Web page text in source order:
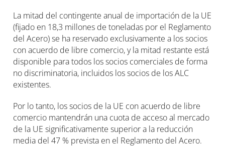
La mitad del contingente anual de importación de la UE
(fijado en 18,3 millones de toneladas por el Reglamento
del Acero) se ha reservado exclusivamente a los socios
con acuerdo de libre comercio, y la mitad restante está
disponible para todos los socios comerciales de forma
no discriminatoria, incluidos los socios de los ALC
existentes.
Por lo tanto, los socios de la UE con acuerdo de libre
comercio mantendrán una cuota de acceso al mercado
de la UE significativamente superior a la reducción
media del 47 % prevista en el Reglamento del Acero.